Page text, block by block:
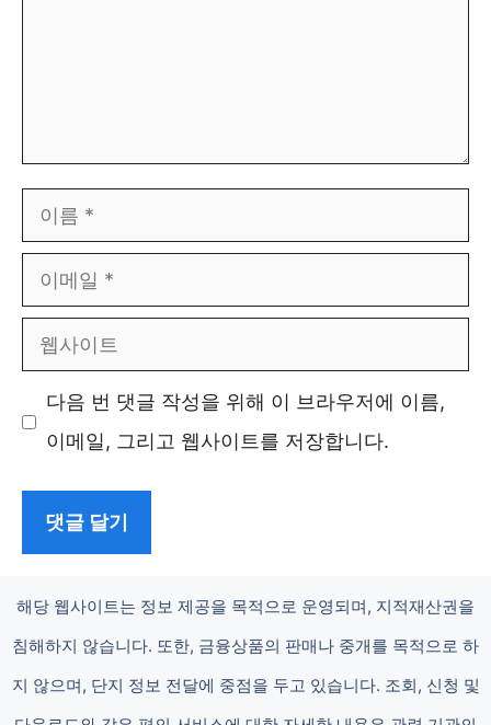
름
메
사
이
다음 번 댓글 작성을 위해 이 브라우저에 이름,
이메일, 그리고 웹사이트를 저장합니다.
해당 웹사이트는 정보 제공을 목적으로 운영되며, 지적재산권을
침해하지 않습니다. 또한, 금융상품의 판매나 중개를 목적으로 하
지 않으며, 단지 정보 전달에 중점을 두고 있습니다. 조회, 신청 및